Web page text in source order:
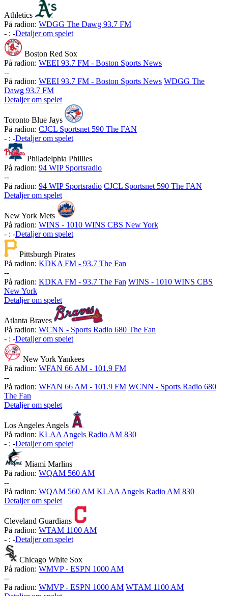
Athletics
På radion: WDGG The Dawg 93.7 FM
- : -Detaljer om spelet
Boston Red Sox
På radion: WEEI 93.7 FM - Boston Sports News
--
På radion: WEEI 93.7 FM - Boston Sports News WDGG The
Dawg 93.7 FM
Detaljer om spelet
Toronto Blue Jays
På radion: CJCL Sportsnet 590 The FAN
- : -Detaljer om spelet
Philadelphia Phillies
På radion: 94 WIP Sportsradio
--
På radion: 94 WIP Sportsradio CJCL Sportsnet 590 The FAN
Detaljer om spelet
New York Mets
På radion: WINS - 1010 WINS CBS New York
- : -Detaljer om spelet
Pittsburgh Pirates
På radion: KDKA FM - 93.7 The Fan
--
På radion: KDKA FM - 93.7 The Fan WINS - 1010 WINS CBS
New York
Detaljer om spelet
Atlanta Braves
På radion: WCNN - Sports Radio 680 The Fan
- : -Detaljer om spelet
New York Yankees
På radion: WFAN 66 AM - 101.9 FM
--
På radion: WFAN 66 AM - 101.9 FM WCNN - Sports Radio 680
The Fan
Detaljer om spelet
Los Angeles Angels
På radion: KLAA Angels Radio AM 830
- : -Detaljer om spelet
Miami Marlins
På radion: WQAM 560 AM
--
På radion: WQAM 560 AM KLAA Angels Radio AM 830
Detaljer om spelet
Cleveland Guardians
På radion: WTAM 1100 AM
- : -Detaljer om spelet
Chicago White Sox
På radion: WMVP - ESPN 1000 AM
--
På radion: WMVP - ESPN 1000 AM WTAM 1100 AM